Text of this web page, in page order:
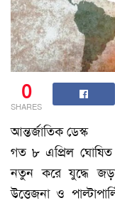
0
SHARES
আন্তর্জাতিক ডেস্ক
গত ৮ এপ্রিল ঘোষিত
নতুন করে যুদ্ধে
উত্তেজনা ও